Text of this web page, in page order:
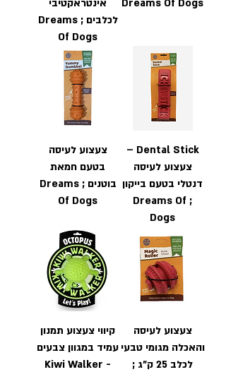
Dreams Of Dogs
אינטראקטיבי
לכלבים ; Dreams
Of Dogs
Dental Stick –
צעצוע לעיסה
דנטלי בטעם בייקון
; Dreams Of
Dogs
צעצוע לעיסה
בטעם חמאת
בוטנים ; Dreams
Of Dogs
צעצוע לעיסה
והאכלה מגומי טבעי
לכלב 25 ק"ג ;
קיווי צעצוע תמנון
עמיד במגוון צבעים
- Kiwi Walker